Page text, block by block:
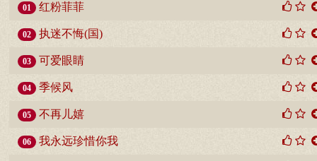
01 红粉菲菲
02 执迷不悔(国)
03 可爱眼睛
04 季候风
05 不再儿嬉
06 我永远珍惜你我